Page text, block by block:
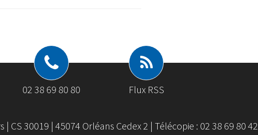
02 38 69 80 80 Flux RSS
CS 30019 | 45074 Orléans Cedex 2 | Télécopie : 02 38 69 80 42